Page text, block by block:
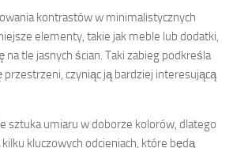
kontrastów w minimalistycznych
elementy, takie jak meble lub dodatki,
na tle jasnych ścian. Taki zabieg podkreśla
przestrzeni, czyniąc ją bardziej interesującą
sztuka umiaru w doborze kolorów, dlatego
kluczowych odcieniach, które będą